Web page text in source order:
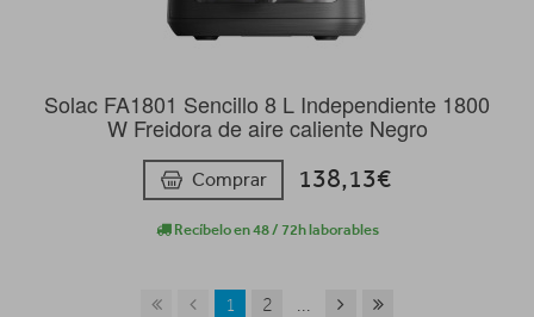
Solac FA1801 Sencillo 8 L Independiente 1800
W Freidora de aire caliente Negro
Comprar 138,13€
Recíbelo en 48 / 72h laborables
1 2 ...